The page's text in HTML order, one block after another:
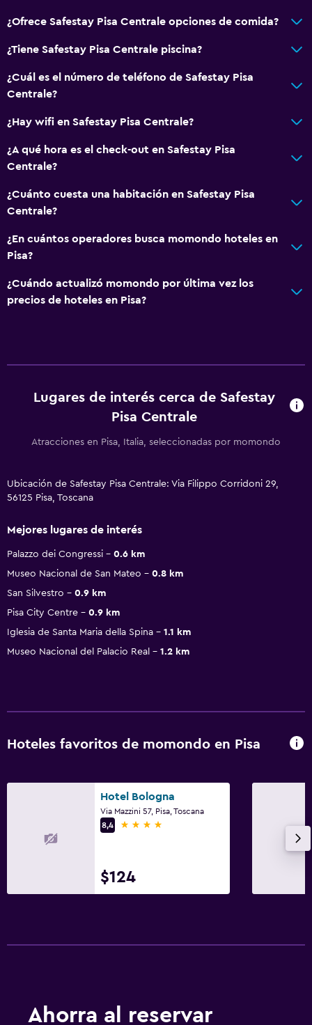
¿Ofrece Safestay Pisa Centrale opciones de comida?
¿Tiene Safestay Pisa Centrale piscina?
¿Cuál es el número de teléfono de Safestay Pisa
Centrale?
¿Hay wifi en Safestay Pisa Centrale?
¿A qué hora es el check-out en Safestay Pisa
Centrale?
¿Cuánto cuesta una habitación en Safestay Pisa
Centrale?
¿En cuántos operadores busca momondo hoteles en
Pisa?
¿Cuándo actualizó momondo por última vez los
precios de hoteles en Pisa?
Lugares de interés cerca de Safestay
Pisa Centrale
Atracciones en Pisa, Italia, seleccionadas por momondo
Ubicación de Safestay Pisa Centrale: Via Filippo Corridoni 29,
56125 Pisa, Toscana
Mejores lugares de interés
Palazzo dei Congressi
0.6 km
Museo Nacional de San Mateo
0.8 km
San Silvestro
0.9 km
Pisa City Centre
0.9 km
Iglesia de Santa Maria della Spina
1.1 km
Museo Nacional del Palacio Real
1.2 km
Hoteles favoritos de momondo en Pisa
Hotel Bologna
Via Mazzini 57, Pisa, Toscana
8,4
4 estrellas
$124
Ahorra al reservar